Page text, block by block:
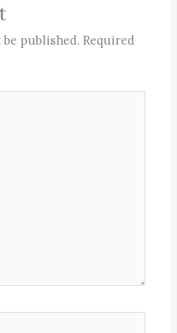
published. Required